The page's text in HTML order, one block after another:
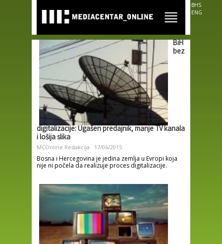
main
content
BHS
ENG
BiH
bez
digitalizacije: Ugašen predajnik, manje TV kanala
i lošija slika
MCOnline Redakcija 17/06/2015
Bosna i Hercegovina je jedina zemlja u Evropi koja
nije ni počela da realizuje proces digitalizacije.